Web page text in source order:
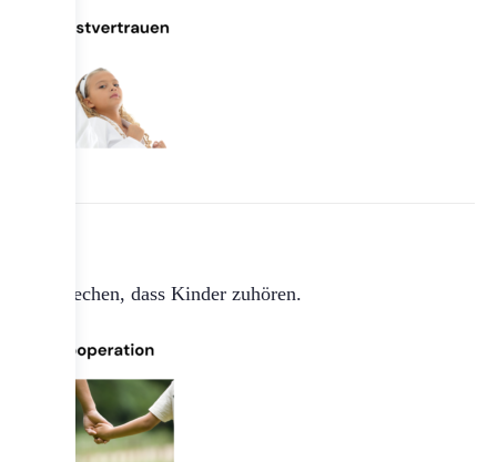
So sprechen, dass Kinder zuhören.